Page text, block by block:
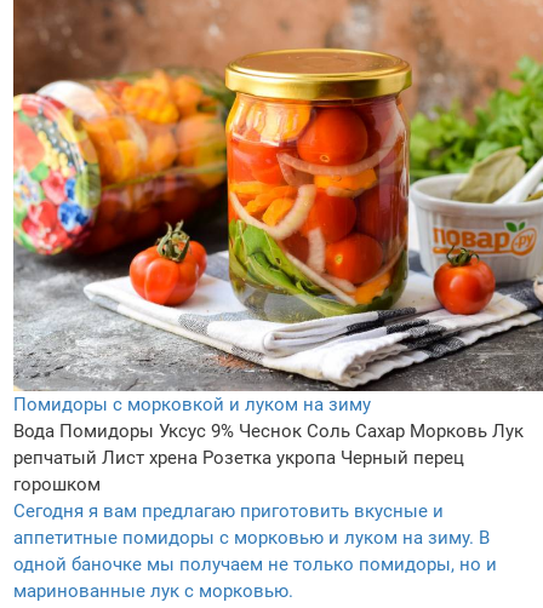
Помидоры с морковкой и луком на зиму
Вода Помидоры Уксус 9% Чеснок Соль Сахар Морковь Лук
репчатый Лист хрена Розетка укропа Черный перец
горошком
Сегодня я вам предлагаю приготовить вкусные и
аппетитные помидоры с морковью и луком на зиму. В
одной баночке мы получаем не только помидоры, но и
маринованные лук с морковью.